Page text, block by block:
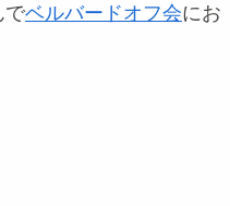
でベルバードオフ会にお